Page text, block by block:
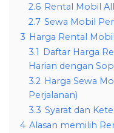
2.6 Rental Mobil
2.7 Sewa Mobil
3 Harga Rental
3.1 Daftar Harga
Harian dengan
3.2 Harga Sewa
Perjalanan)
3.3 Syarat dan
4 Alasan memilih